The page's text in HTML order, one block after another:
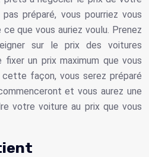
préparé, vous pourriez vous
que vous auriez voulu. Prenez
sur le prix des voitures
un prix maximum que vous
façon, vous serez préparé
et vous aurez une
votre voiture au prix que vous